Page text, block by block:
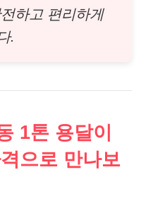
하고 편리하게
.
1톤 용달이
으로 만나보